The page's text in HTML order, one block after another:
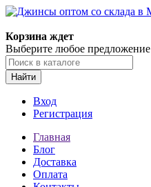
Корзина ждет
Выберите любое предложение
Найти
Вход
Регистрация
Главная
Блог
Доставка
Оплата